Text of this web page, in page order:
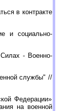
в контракте
и социально-
Силах - Военно-
службы" //
Федерации»
на военной